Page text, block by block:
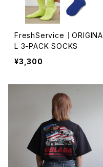
FreshService｜ORIGINA
L 3-PACK SOCKS
¥3,300